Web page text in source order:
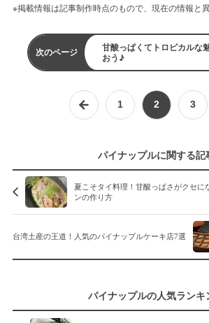
※掲載情報は記事制作時点のもので、現在の情報と
次のページ
甘酸っぱくてトロピカルな
おう♪
1 2 3
パイナップルに関する記
夏こそタイ料理！甘酸っぱさがクセに
ンの作り方
台湾土産の王道！人気のパイナップルケーキ店7選
パイナップルの人気ランキ